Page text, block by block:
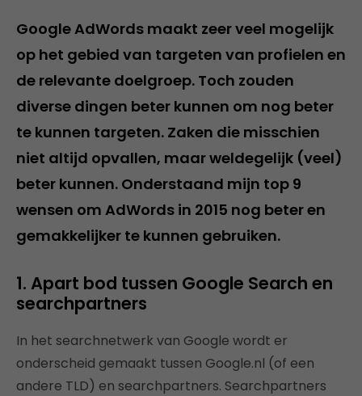
Google AdWords maakt zeer veel mogelijk
op het gebied van targeten van profielen en
de relevante doelgroep. Toch zouden
diverse dingen beter kunnen om nog beter
te kunnen targeten. Zaken die misschien
niet altijd opvallen, maar weldegelijk (veel)
beter kunnen. Onderstaand mijn top 9
wensen om AdWords in 2015 nog beter en
gemakkelijker te kunnen gebruiken.
1. Apart bod tussen Google Search en
searchpartners
In het searchnetwerk van Google wordt er
onderscheid gemaakt tussen Google.nl (of een
andere TLD) en searchpartners. Searchpartners